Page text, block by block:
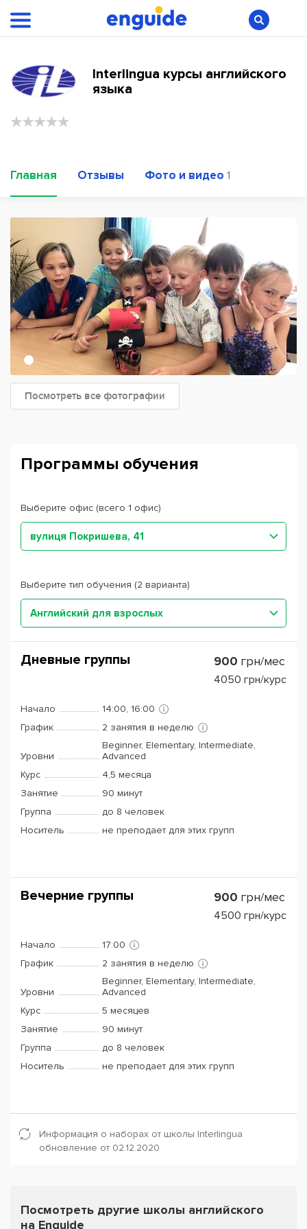
Interlingua курсы английского
языка
Главная Отзывы Фото и видео 1
Посмотреть все фотографии
Программы обучения
Выберите офис (всего 1 офис)
вулиця Покришева, 41
Выберите тип обучения (2 варианта)
Английский для взрослых
Дневные группы 900 грн/мес
4050 грн/курс
Начало
14:00, 16:00
График
2 занятия в неделю
Уровни
Beginner, Elementary, Intermediate,
Advanced
Курс
4,5 месяца
Занятие
90 минут
Группа
до 8 человек
Носитель
не преподает для этих групп
Вечерние группы 900 грн/мес
4500 грн/курс
Начало
17:00
График
2 занятия в неделю
Уровни
Beginner, Elementary, Intermediate,
Advanced
Курс
5 месяцев
Занятие
90 минут
Группа
до 8 человек
Носитель
не преподает для этих групп
Информация о наборах от школы Interlingua
обновление от 02.12.2020
Посмотреть другие школы английского
на Enguide